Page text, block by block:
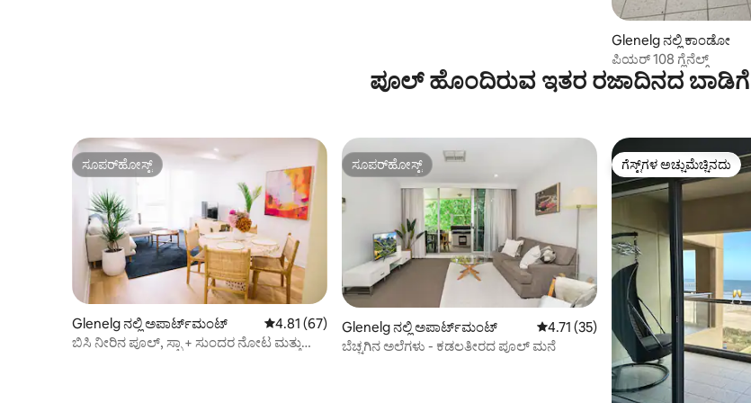
Glenelg ನಲ್ಲಿ ಕಾಂಡೋ
ಪಿಯರ್ 108 ಗ್ಲೆನೆಲ್ಗ್
ಪೂಲ್‌ ಹೊಂದಿರುವ ಇತರ ರಜಾದಿನದ ಬಾಡಿಗೆ
ಸೂಪರ್‌ಹೋಸ್ಟ್
ಸೂಪರ್‌ಹೋಸ್ಟ್
Glenelg ನಲ್ಲಿ ಅಪಾರ್ಟ್‌ಮಂಟ್ 5 ರಲ್ಲಿ 4.81 ಸರಾಸರಿ ರೇಟಿಂಗ್, 67 ವಿಮರ್ಶೆಗಳು
4.81 (67)
ಬಿಸಿ ನೀರಿನ ಪೂಲ್, ಸ್ಪಾ + ಸುಂದರ ನೋಟ ಮತ್ತು
ಸೂಪರ್‌ಹೋಸ್ಟ್
ಸೂಪರ್‌ಹೋಸ್ಟ್
Glenelg ನಲ್ಲಿ ಅಪಾರ್ಟ್‌ಮಂಟ್ 5 ರಲ್ಲಿ 4.71 ಸರಾಸರಿ ರೇಟಿಂಗ್, 35
4.71 (35)
ಬೆಚ್ಚಗಿನ ಅಲೆಗಳು - ಕಡಲತೀರದ ಪೂಲ್ ಮನೆ
ಗೆಸ್ಟ್‌ಗಳ ಅಚ್ಚುಮೆಚ್ಚಿನದು
ಗೆಸ್ಟ್‌ಗಳ ಅಚ್ಚುಮೆಚ್ಚಿನದು